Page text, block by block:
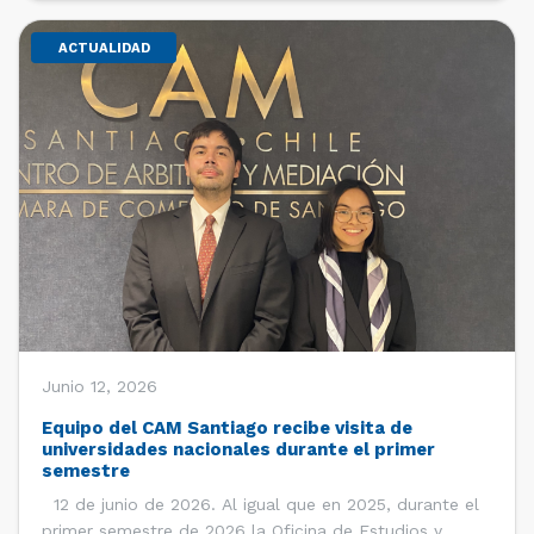
ACTUALIDAD
Junio 12, 2026
Equipo del CAM Santiago recibe visita de
universidades nacionales durante el primer
semestre
12 de junio de 2026. Al igual que en 2025, durante el